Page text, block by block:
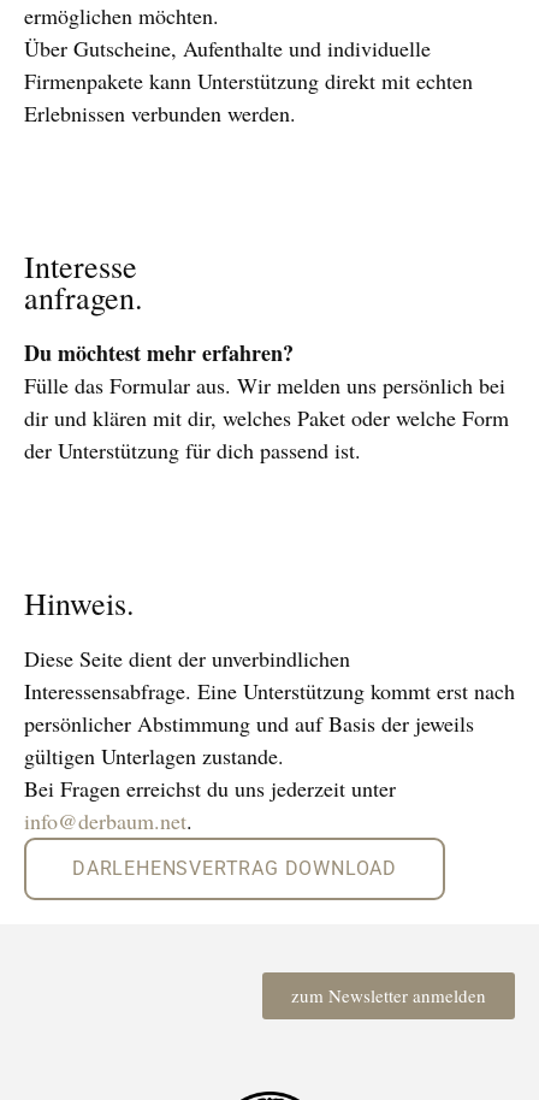
ermöglichen möchten.
Über Gutscheine, Aufenthalte und individuelle
Firmenpakete kann Unterstützung direkt mit echten
Erlebnissen verbunden werden.
Interesse
anfragen.
Du möchtest mehr erfahren?
Fülle das Formular aus. Wir melden uns persönlich bei
dir und klären mit dir, welches Paket oder welche Form
der Unterstützung für dich passend ist.
Hinweis.
Diese Seite dient der unverbindlichen
Interessensabfrage. Eine Unterstützung kommt erst nach
persönlicher Abstimmung und auf Basis der jeweils
gültigen Unterlagen zustande.
Bei Fragen erreichst du uns jederzeit unter
info@derbaum.net.
DARLEHENSVERTRAG DOWNLOAD
zum Newsletter anmelden